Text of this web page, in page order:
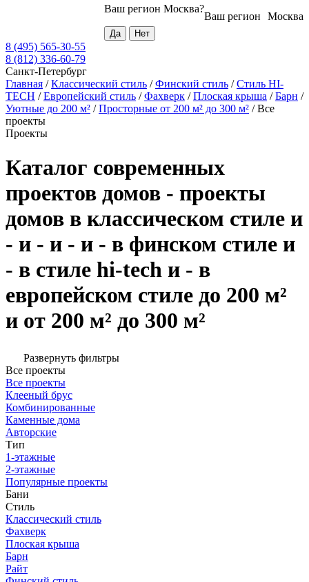
Москва
Ваш регион
Ваш регион Москва?
8 (495) 565-30-55
8 (812) 336-60-79
Санкт-Петербург
Главная /Классический стиль /Финский стиль /Стиль HI-
TECH /Европейский стиль /Фахверк /Плоская крыша /Барн /
Уютные до 200 м² /Просторные от 200 м² до 300 м² /Все
проекты
Проекты
Каталог современных
проектов домов - проекты
домов в классическом стиле и
- и - и - и - в финском стиле и
- в стиле hi-tech и - в
европейском стиле до 200 м²
и от 200 м² до 300 м²
Развернуть фильтры
Все проекты
Все проекты
Клееный брус
Комбинированные
Каменные дома
Авторские
Тип
1-этажные
2-этажные
Популярные проекты
Бани
Стиль
Классический стиль
Фахверк
Плоская крыша
Барн
Райт